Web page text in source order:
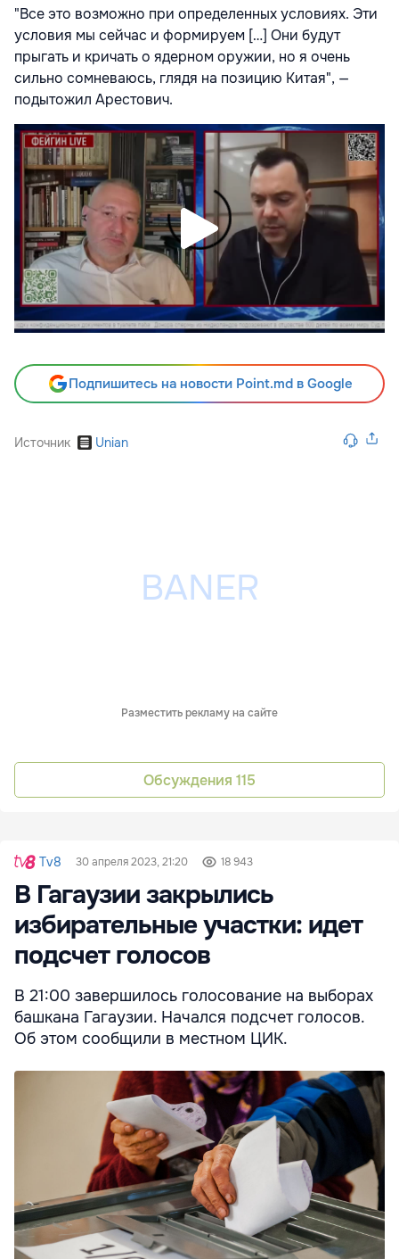
"Все это возможно при определенных условиях. Эти
условия мы сейчас и формируем […] Они будут
прыгать и кричать о ядерном оружии, но я очень
сильно сомневаюсь, глядя на позицию Китая", —
подытожил Арестович.
Подпишитесь на новости Point.md в Google
Источник Unian
Разместить рекламу на сайте
Обсуждения 115
Tv8 30 апреля 2023, 21:20 18 943
В Гагаузии закрылись
избирательные участки: идет
подсчет голосов
В 21:00 завершилось голосование на выборах
башкана Гагаузии. Начался подсчет голосов.
Об этом сообщили в местном ЦИК.